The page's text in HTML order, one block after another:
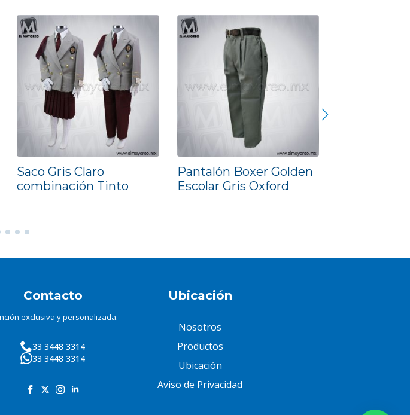
Saco Gris Claro
combinación Tinto
Pantalón Boxer Golden
Escolar Gris Oxford
Contacto
exclusiva y personalizada.
33 3448 3314
33 3448 3314
Ubicación
Nosotros
Productos
Ubicación
Aviso de Privacidad